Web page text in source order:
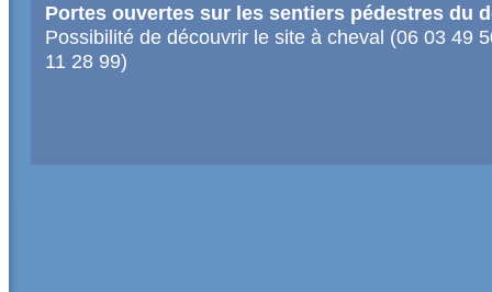
Portes ouvertes sur les sentiers pédestres du
Possibilité de découvrir le site à cheval (06 03 49
11 28 99)